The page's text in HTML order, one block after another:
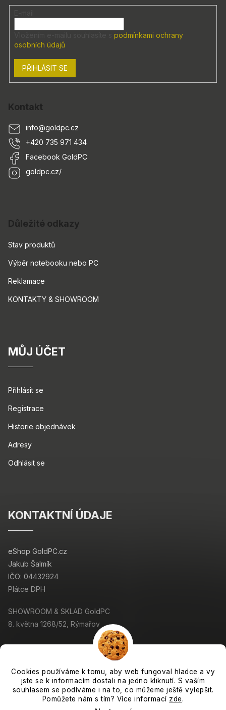
Cookies používáme k tomu, aby web fungoval hladce a vy
jste se k informacím dostali na jedno kliknutí. S vaším
souhlasem se podíváme i na to, co můžeme ještě vylepšit.
Pomůžete nám s tím? Více informací zde.
podmínkami ochrany
osobních údajů
PŘIHLÁSIT SE
Kontakt
info@goldpc.cz
+420 735 971 434
Facebook GoldPC
goldpc.cz/
Důležité odkazy
Stav produktů
Výběr notebooku nebo PC
Reklamace
KONTAKTY & SHOWROOM
MŮJ ÚČET
Přihlásit se
Registrace
Historie objednávek
Adresy
Odhlásit se
KONTAKTNÍ ÚDAJE
eShop GoldPC.cz
Jakub Šalmík
IČO: 04432924
Plátce DPH
SHOWROOM & SKLAD GoldPC
8. května 1268/52, Rýmařov
Copyright 2026GoldPC.cz . Všechna práva vyhrazena.
Grafický návrh vytvořil a nakódovalShoptak.cz